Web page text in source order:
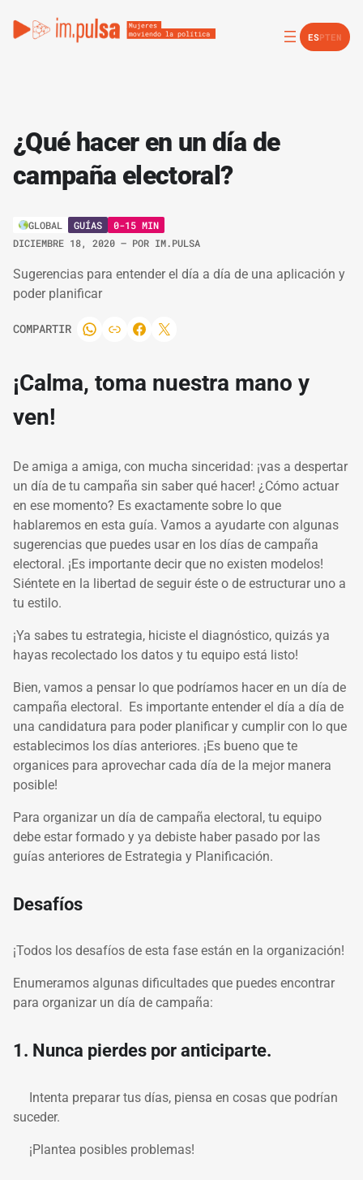
ESPTEN
¿Qué hacer en un día de
campaña electoral?
GLOBAL GUÍAS
0-15 MIN
DICIEMBRE 18, 2020 – POR IM.PULSA
Sugerencias para entender el día a día de una aplicación y
poder planificar
COMPARTIR
¡Calma, toma nuestra mano y
ven!
De amiga a amiga, con mucha sinceridad: ¡vas a despertar
un día de tu campaña sin saber qué hacer! ¿Cómo actuar
en ese momento? Es exactamente sobre lo que
hablaremos en esta guía. Vamos a ayudarte con algunas
sugerencias que puedes usar en los días de campaña
electoral. ¡Es importante decir que no existen modelos!
Siéntete en la libertad de seguir éste o de estructurar uno a
tu estilo.
¡Ya sabes tu estrategia, hiciste el diagnóstico, quizás ya
hayas recolectado los datos y tu equipo está listo!
Bien, vamos a pensar lo que podríamos hacer en un día de
campaña electoral. Es importante entender el día a día de
una candidatura para poder planificar y cumplir con lo que
establecimos los días anteriores. ¡Es bueno que te
organices para aprovechar cada día de la mejor manera
posible!
Para organizar un día de campaña electoral, tu equipo
debe estar formado y ya debiste haber pasado por las
guías anteriores de Estrategia y Planificación.
Desafíos
¡Todos los desafíos de esta fase están en la organización!
Enumeramos algunas dificultades que puedes encontrar
para organizar un día de campaña:
1. Nunca pierdes por anticiparte.
Intenta preparar tus días, piensa en cosas que podrían
suceder.
¡Plantea posibles problemas!